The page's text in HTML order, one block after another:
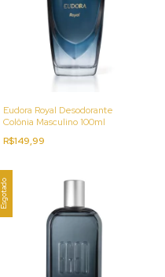
Eudora Royal Desodorante
Colônia Masculino 100ml
R$149,99
Esgotado